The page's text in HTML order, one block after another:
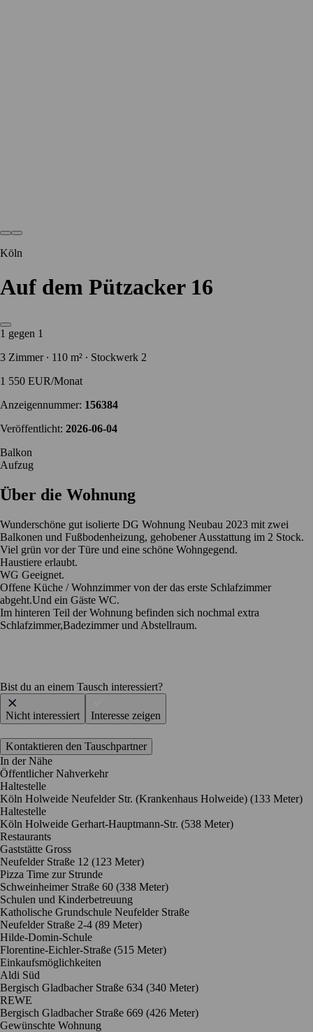
Köln
Auf dem Pützacker 16
1 gegen 1
3 Zimmer ∙ 110 m² ∙ Stockwerk 2
1 550 EUR/Monat
Anzeigennummer: 156384
Veröffentlicht: 2026-06-04
Balkon
Aufzug
Über die Wohnung
Wunderschöne gut isolierte DG Wohnung Neubau 2023 mit zwei
Balkonen und Fußbodenheizung, gehobener Ausstattung im 2 Stock.
Viel grün vor der Türe und eine schöne Wohngegend.
Haustiere erlaubt.
WG Geeignet.
Offene Küche / Wohnzimmer von der das erste Schlafzimmer
abgeht.Und ein Gäste WC.
Im hinteren Teil der Wohnung befinden sich nochmal extra
Schlafzimmer,Badezimmer und Abstellraum.
Bist du an einem Tausch interessiert?
Nicht interessiert Interesse zeigen
Kontaktieren den Tauschpartner
In der Nähe
Öffentlicher Nahverkehr
Haltestelle
Köln Holweide Neufelder Str. (Krankenhaus Holweide) (133 Meter)
Haltestelle
Köln Holweide Gerhart-Hauptmann-Str. (538 Meter)
Restaurants
Gaststätte Gross
Neufelder Straße 12 (123 Meter)
Pizza Time zur Strunde
Schweinheimer Straße 60 (338 Meter)
Schulen und Kinderbetreuung
Katholische Grundschule Neufelder Straße
Neufelder Straße 2-4 (89 Meter)
Hilde-Domin-Schule
Florentine-Eichler-Straße (515 Meter)
Einkaufsmöglichkeiten
Aldi Süd
Bergisch Gladbacher Straße 634 (340 Meter)
REWE
Bergisch Gladbacher Straße 669 (426 Meter)
Gewünschte Wohnung